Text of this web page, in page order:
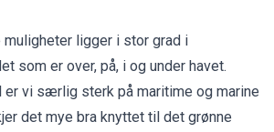
muligheter ligger i stor grad i
som er over, på, i og under havet.
er vi særlig sterk på maritime og marine
det mye bra knyttet til det grønne